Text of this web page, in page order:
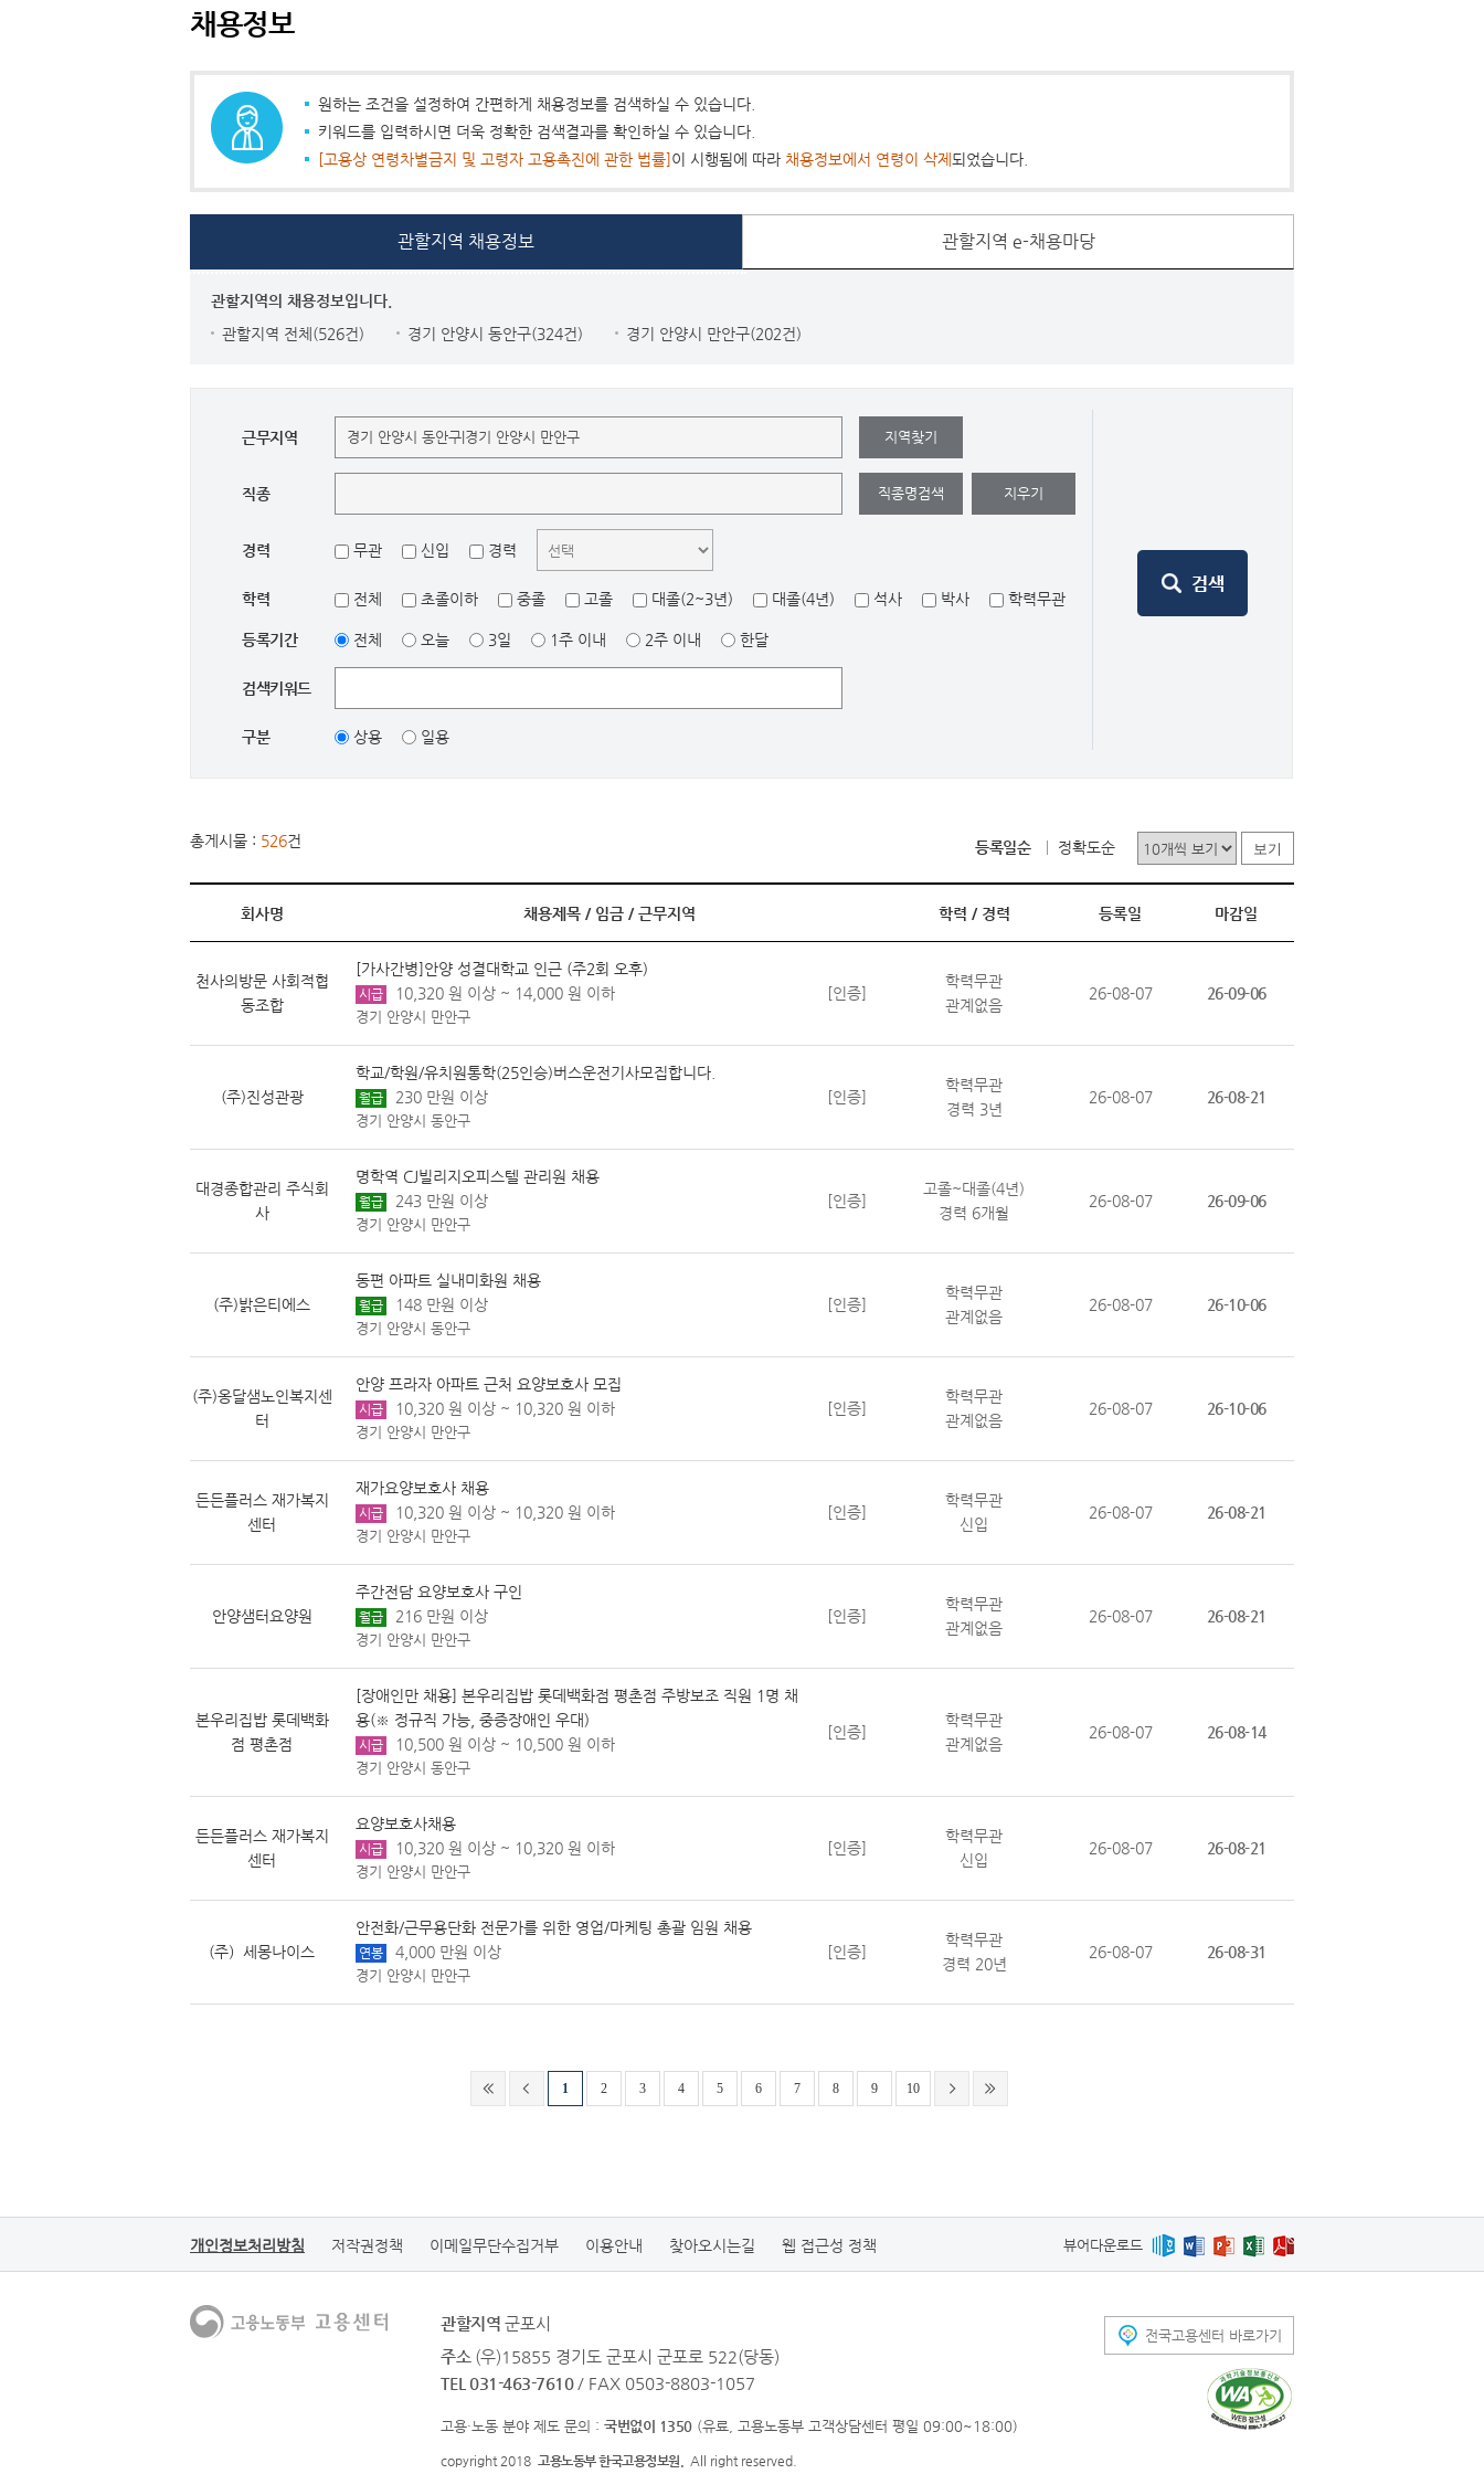
채용정보
원하는 조건을 설정하여 간편하게 채용정보를 검색하실 수 있습니다.
키워드를 입력하시면 더욱 정확한 검색결과를 확인하실 수 있습니다.
[고용상 연령차별금지 및 고령자 고용촉진에 관한 법률]이 시행됨에 따라 채용정보에서 연령이 삭제 되었습니다.
관할지역 채용정보
관할지역의 채용정보입니다.
관할지역 전체(526건)
경기 안양시 동안구(324건) 경기 안양시 만안구(202건)
관할지역 e-채용마당
근무지역 지역찾기
직종 직종명검색 지우기
경력 무관 신입 경력
학력 전체 초졸이하 중졸 고졸 대졸(2~3년) 대졸(4년) 석사 박사 학력무관
등록기간 전체 오늘 3일 1주 이내 2주 이내 한달
검색키워드
구분 상용 일용
총게시물 : 526건 등록일순 정확도순 보기
회사명 채용제목 / 임금 /근무지역 학력 / 경력 등록일 마감일
천사의방문 사회적협
동조합
[가사간병]안양 성결대학교 인근 (주2회 오후)
시급 10,320 원 이상 ~ 14,000 원 이하
경기 안양시 만안구
[인증]
학력무관
관계없음
26-08-07 26-09-06
(주)진성관광
학교/학원/유치원통학(25인승)버스운전기사모집합니다.
월급 230 만원 이상
경기 안양시 동안구
[인증]
학력무관
경력 3년
26-08-07 26-08-21
대경종합관리 주식회
사
명학역 CJ빌리지오피스텔 관리원 채용
월급 243 만원 이상
경기 안양시 만안구
[인증]
고졸~대졸(4년)
경력 6개월
26-08-07 26-09-06
(주)밝은티에스
동편 아파트 실내미화원 채용
월급 148 만원 이상
경기 안양시 동안구
[인증]
학력무관
관계없음
26-08-07 26-10-06
(주)옹달샘노인복지센
터
안양 프라자 아파트 근처 요양보호사 모집
시급 10,320 원 이상 ~ 10,320 원 이하
경기 안양시 만안구
[인증]
학력무관
관계없음
26-08-07 26-10-06
든든플러스 재가복지
센터
재가요양보호사 채용
시급 10,320 원 이상 ~ 10,320 원 이하
경기 안양시 만안구
[인증]
학력무관
신입
26-08-07 26-08-21
안양샘터요양원
주간전담 요양보호사 구인
월급 216 만원 이상
경기 안양시 만안구
[인증]
학력무관
관계없음
26-08-07 26-08-21
본우리집밥 롯데백화
점 평촌점
[장애인만 채용] 본우리집밥 롯데백화점 평촌점 주방보조 직원 1명 채
용(※ 정규직 가능, 중증장애인 우대)
시급 10,500 원 이상 ~ 10,500 원 이하
경기 안양시 동안구
[인증]
학력무관
관계없음
26-08-07 26-08-14
든든플러스 재가복지
센터
요양보호사채용
시급 10,320 원 이상 ~ 10,320 원 이하
경기 안양시 만안구
[인증]
학력무관
신입
26-08-07 26-08-21
(주）세몽나이스
안전화/근무용단화 전문가를 위한 영업/마케팅 총괄 임원 채용
연봉 4,000 만원 이상
경기 안양시 만안구
[인증]
학력무관
경력 20년
26-08-07 26-08-31
1 2 3 4 5 6 7 8 9 10
개인정보처리방침 저작권정책 이메일무단수집거부 이용안내 찾아오시는길 웹 접근성 정책 뷰어다운로드
관할지역 군포시
주소 (우)15855 경기도 군포시 군포로 522(당동)
TEL 031-463-7610 / FAX 0503-8803-1057
고용·노동 분야 제도 문의 : 국번없이 1350(유료, 고용노동부 고객상담센터 평일 09:00~18:00)
copyright 2018 고용노동부 한국고용정보원. All right reserved.
전국고용센터 바로가기